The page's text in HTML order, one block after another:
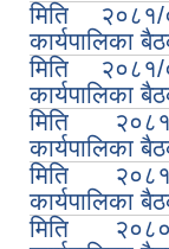
मिति
कार्यपालिका
मिति
कार्यपालिका
मिति
कार्यपालिका
मिति
कार्यपालिका
मिति